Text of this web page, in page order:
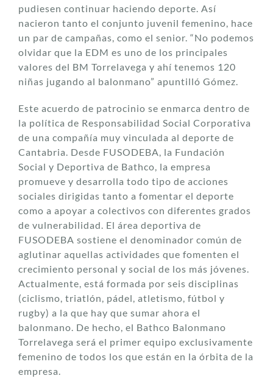
pudiesen continuar haciendo deporte. Así
nacieron tanto el conjunto juvenil femenino, hace
un par de campañas, como el senior. “No podemos
olvidar que la EDM es uno de los principales
valores del BM Torrelavega y ahí tenemos 120
niñas jugando al balonmano” apuntilló Gómez.
Este acuerdo de patrocinio se enmarca dentro de
la política de Responsabilidad Social Corporativa
de una compañía muy vinculada al deporte de
Cantabria. Desde FUSODEBA, la Fundación
Social y Deportiva de Bathco, la empresa
promueve y desarrolla todo tipo de acciones
sociales dirigidas tanto a fomentar el deporte
como a apoyar a colectivos con diferentes grados
de vulnerabilidad. El área deportiva de
FUSODEBA sostiene el denominador común de
aglutinar aquellas actividades que fomenten el
crecimiento personal y social de los más jóvenes.
Actualmente, está formada por seis disciplinas
(ciclismo, triatlón, pádel, atletismo, fútbol y
rugby) a la que hay que sumar ahora el
balonmano. De hecho, el Bathco Balonmano
Torrelavega será el primer equipo exclusivamente
femenino de todos los que están en la órbita de la
empresa.